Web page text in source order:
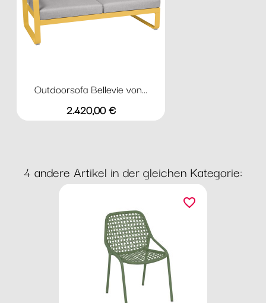
Outdoorsofa Bellevie von...
Preis
2.420,00 €
4 andere Artikel in der gleichen Kategorie:
favorite_border